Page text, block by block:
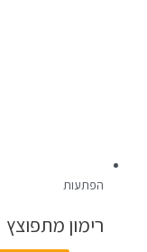
הפתעות
רימון מתפוצץ